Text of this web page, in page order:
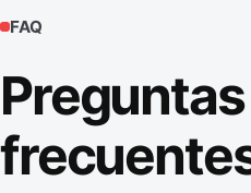
FAQ
Preguntas